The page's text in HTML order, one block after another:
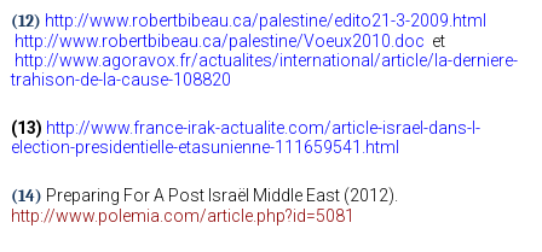
(12) http://www.robertbibeau.ca/palestine/edito21-3-2009.html
http://www.robertbibeau.ca/palestine/Voeux2010.doc et
http://www.agoravox.fr/actualites/international/article/la-derniere-
trahison-de-la-cause-108820
(13) http://www.france-irak-actualite.com/article-israel-dans-l-
election-presidentielle-etasunienne-111659541.html
(14) Preparing For A Post Israël Middle East (2012).
http://www.polemia.com/article.php?id=5081